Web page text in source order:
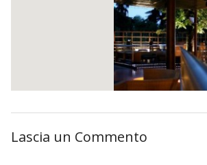
Lascia un Commento